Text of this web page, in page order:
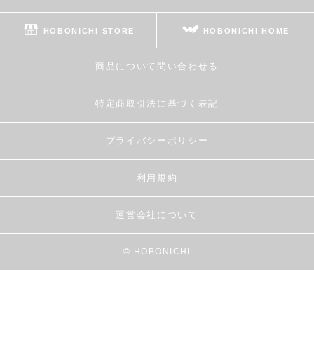
HOBONICHI STORE HOBONICHI HOME
商品について問い合わせる
特定商取引法に基づく表記
プライバシーポリシー
利用規約
運営会社について
© HOBONICHI